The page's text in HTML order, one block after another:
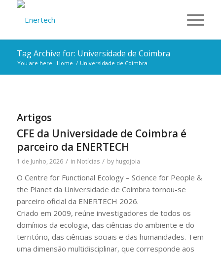
Tag Archive for: Universidade de Coimbra
You are here: Home / Universidade de Coimbra
Artigos
CFE da Universidade de Coimbra é
parceiro da ENERTECH
1 de Junho, 2026 / in Notícias / by hugojoia
O Centre for Functional Ecology – Science for People &
the Planet da Universidade de Coimbra tornou-se
parceiro oficial da ENERTECH 2026.
Criado em 2009, reúne investigadores de todos os
domínios da ecologia, das ciências do ambiente e do
território, das ciências sociais e das humanidades. Tem
uma dimensão multidisciplinar, que corresponde aos